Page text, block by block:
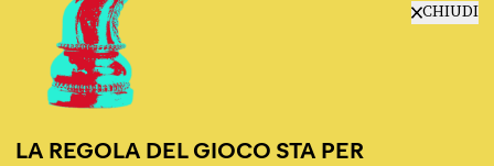
CHIUDI
LA REGOLA DEL GIOCO STA PER